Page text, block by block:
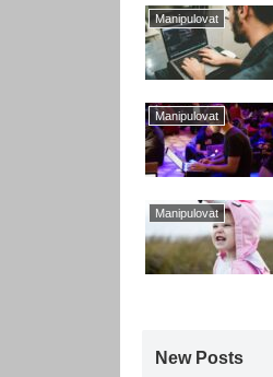
Manipulovat
Manipulovat
Manipulovat
New Posts